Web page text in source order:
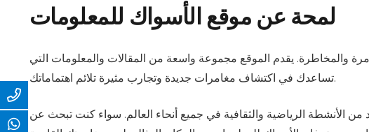
لمحة عن موقع الأسواك للمعلومات
والمخاطرة. يقدم الموقع مجموعة واسعة من المقالات والمعلومات التي
تساعدك في اكتشاف مغامرات جديدة وتجارب مثيرة تلائم اهتماماتك.
الأنشطة الرياضية والثقافية في جميع أنحاء العالم. سواء كنت تبحث عن